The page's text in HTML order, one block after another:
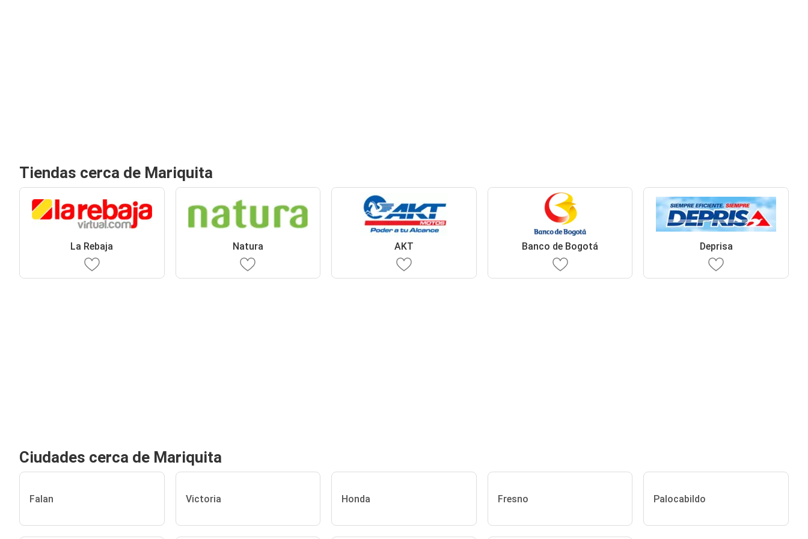
Tiendas cerca de Mariquita
La Rebaja Natura AKT Banco de Bogotá Deprisa
Ciudades cerca de Mariquita
Falan Victoria Honda Fresno Palocabildo